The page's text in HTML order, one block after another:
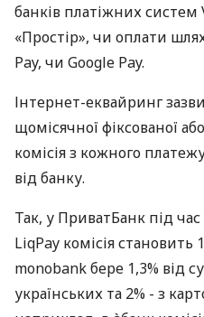
банків платіжних систем
«Простір», чи оплати
Pay, чи Google Pay.
Інтернет-еквайринг
щомісячної фіксованої
комісія з кожного
від банку.
Так, у ПриватБанк під
LiqPay комісія становить
monobank бере 1,3% від
українських та 2% - з